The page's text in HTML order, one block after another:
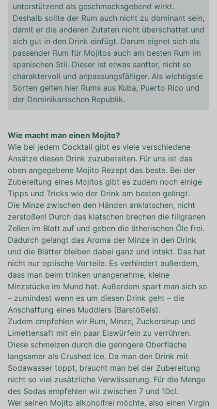
unterstützend als geschmacksgebend wirkt.
Deshalb sollte der Rum auch nicht zu dominant sein,
damit er die anderen Zutaten nicht überschattet und
sich gut in den Drink einfügt. Darum eignet sich als
passender Rum für Mojitos auch am besten Rum im
spanischen Stil. Dieser ist etwas sanfter, nicht so
charaktervoll und anpassungsfähiger. Als wichtigste
Sorten gelten hier Rums aus Kuba, Puerto Rico und
der Dominikanischen Republik.
Wie macht man einen Mojito?
Wie bei jedem Cocktail gibt es viele verschiedene
Ansätze diesen Drink zuzubereiten. Für uns ist das
oben angegebene Mojito Rezept das beste. Bei der
Zubereitung eines Mojitos gibt es zudem noch einige
Tipps und Tricks wie der Drink am besten gelingt.
Die Minze zwischen den Händen anklatschen, nicht
zerstoßen! Durch das klatschen brechen die filigranen
Zellen im Blatt auf und geben die ätherischen Öle frei.
Dadurch gelangt das Aroma der Minze in den Drink
und die Blätter bleiben dabei ganz und intakt. Das hat
nicht nur optische Vorteile. Es verhindert außerdem,
dass man beim trinken unangenehme, kleine
Minzstücke im Mund hat. Außerdem spart man sich so
– zumindest wenn es um diesen Drink geht – die
Anschaffung eines Muddlers (Barstößels).
Zudem empfehlen wir Rum, Minze, Zuckersirup und
Limettensaft mit ein paar Eiswürfeln zu verrühren.
Diese schmelzen durch die geringere Oberfläche
langsamer als Crushed Ice. Da man den Drink mit
Sodawasser toppt, braucht man bei der Zubereitung
nicht so viel zusätzliche Verwässerung. Für die Menge
des Sodas empfehlen wir zwischen 7 und 10cl.
Wer seinen Mojito alkoholfrei möchte, also einen Virgin